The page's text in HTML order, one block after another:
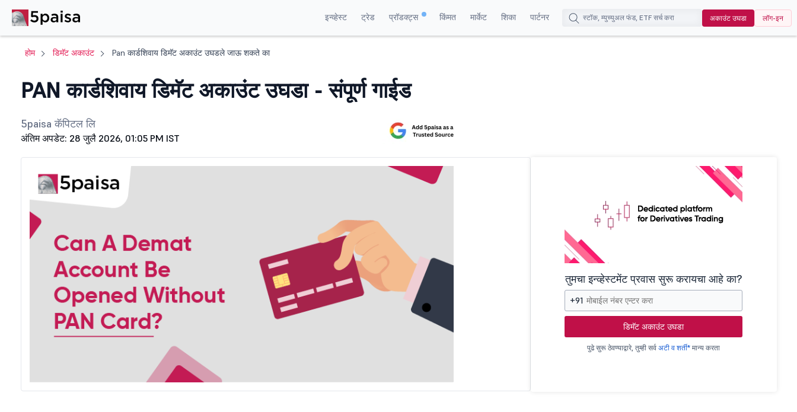
इन्व्हेस्ट ट्रेड प्रॉडक्ट्स किंमत मार्केट शिका पार्टनर अकाउंट उघडा लॉग-इन
होम डिमॅट अकाउंट Pan कार्डशिवाय डिमॅट अकाउंट उघडले जाऊ शकते का
PAN कार्डशिवाय डिमॅट अकाउंट उघडा - संपूर्ण गाईड
5paisa कॅपिटल लि
अंतिम अपडेट: 28 जुलै 2026, 01:05 PM IST
तुमचा इन्व्हेस्टमेंट प्रवास सुरू करायचा आहे का?
+91
डिमॅट अकाउंट उघडा
पुढे सुरू ठेवण्याद्वारे, तुम्ही सर्वअटी व शर्ती* मान्य करता